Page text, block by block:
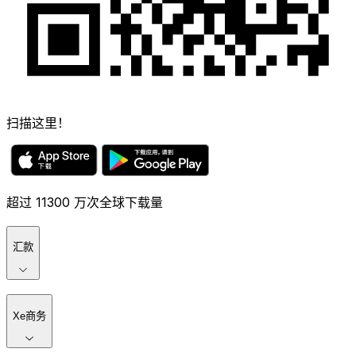
扫描这里！
超过 11300 万次全球下载量
汇款
Xe商务